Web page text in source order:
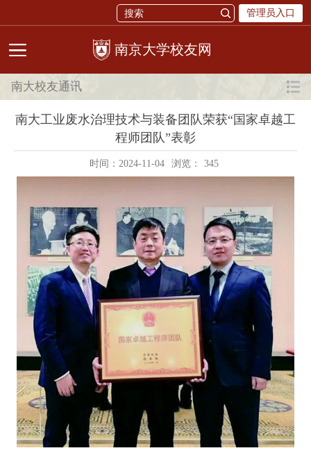
管理员入口
校友网
南大校友通讯
南大工业废水治理技术与装备团队荣获“国家卓越工
程师团队”表彰
时间：2024-11-04 浏览： 345